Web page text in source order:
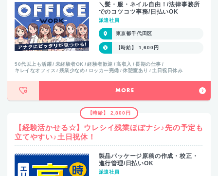
＼髪・服・ネイル自由！/法律事務所
でのコツコツ事務/日払いOK
派遣社員
東京都千代田区
【時給】 1,600円
50代以上も活躍 未経験者OK 経験者歓迎 高収入
長期の仕事
キレイなオフィス
残業少なめ ロッカー完備 休憩室あり 土日祝日休み
MORE
【時給】 2,800円
【経験活かせる☆】ウレシイ残業ほぼナシ♪先の予定も
立てやすい♪土日祝休！
製品パッケージ原稿の作成・校正・
進行管理/日払いOK
派遣社員